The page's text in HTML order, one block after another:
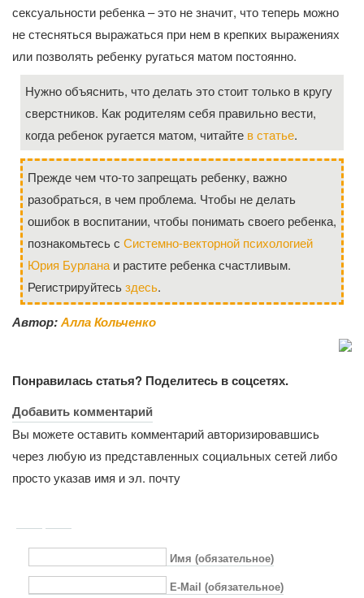
сексуальности ребенка – это не значит, что теперь можно
не стесняться выражаться при нем в крепких выражениях
или позволять ребенку ругаться матом постоянно.
Нужно объяснить, что делать это стоит только в кругу
сверстников. Как родителям себя правильно вести,
когда ребенок ругается матом, читайте в статье.
Прежде чем что-то запрещать ребенку, важно
разобраться, в чем проблема. Чтобы не делать
ошибок в воспитании, чтобы понимать своего ребенка,
познакомьтесь с Системно-векторной психологией
Юрия Бурланаи растите ребенка счастливым.
Регистрируйтесьздесь.
Автор:Алла Кольченко
Понравилась статья? Поделитесь в соцсетях.
Добавить комментарий
Вы можете оставить комментарий авторизировавшись
через любую из представленных социальных сетей либо
просто указав имя и эл. почту
Имя (обязательное)
E-Mail (обязательное)